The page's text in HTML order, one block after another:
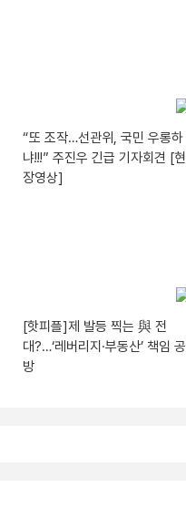
“또 조작…선관위, 국민 우롱하
냐!!!” 주진우 긴급 기자회견 [현
장영상]
[핫피플]제 발등 찍는 與 전
대?…‘레버리지·부동산’ 책임 공
방